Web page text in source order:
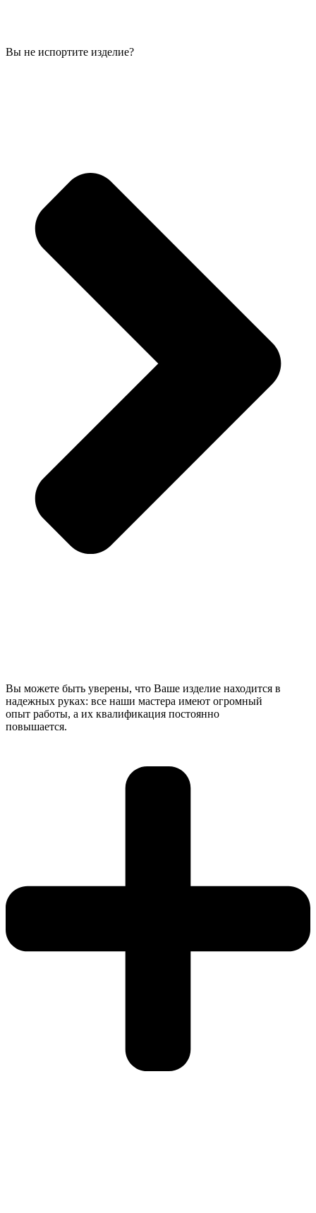
Вы не испортите изделие?
Вы можете быть уверены, что Ваше изделие находится в
надежных руках: все наши мастера имеют огромный
опыт работы, а их квалификация постоянно
повышается.